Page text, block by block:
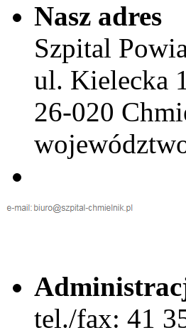
Nasz adres
Szpital
ul. Kielecka
26-020
tel./fax: 41